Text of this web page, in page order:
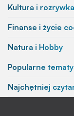
Kultura i rozrywka
Finanse i życie
Natura i Hobby
Popularne tematy
Najchętniej